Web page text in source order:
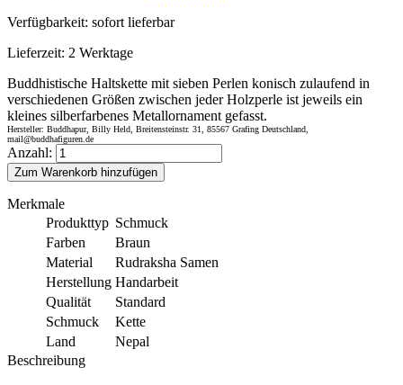
Verfügbarkeit: sofort lieferbar
Lieferzeit: 2 Werktage
Buddhistische Haltskette mit sieben Perlen konisch zulaufend in
verschiedenen Größen zwischen jeder Holzperle ist jeweils ein
kleines silberfarbenes Metallornament gefasst.
Hersteller: Buddhapur, Billy Held, Breitensteinstr. 31, 85567 Grafing Deutschland,
mail@buddhafiguren.de
Anzahl:
Zum Warenkorb hinzufügen
Merkmale
Produkttyp Schmuck
Farben
Braun
Material
Rudraksha Samen
Herstellung Handarbeit
Qualität
Standard
Schmuck
Kette
Land
Nepal
Beschreibung